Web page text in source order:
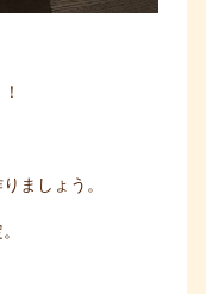
ましょう。